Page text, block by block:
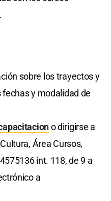
sobre los trayectos y
y modalidad de
o dirigirse a
Área Cursos,
int. 118, de 9 a
a